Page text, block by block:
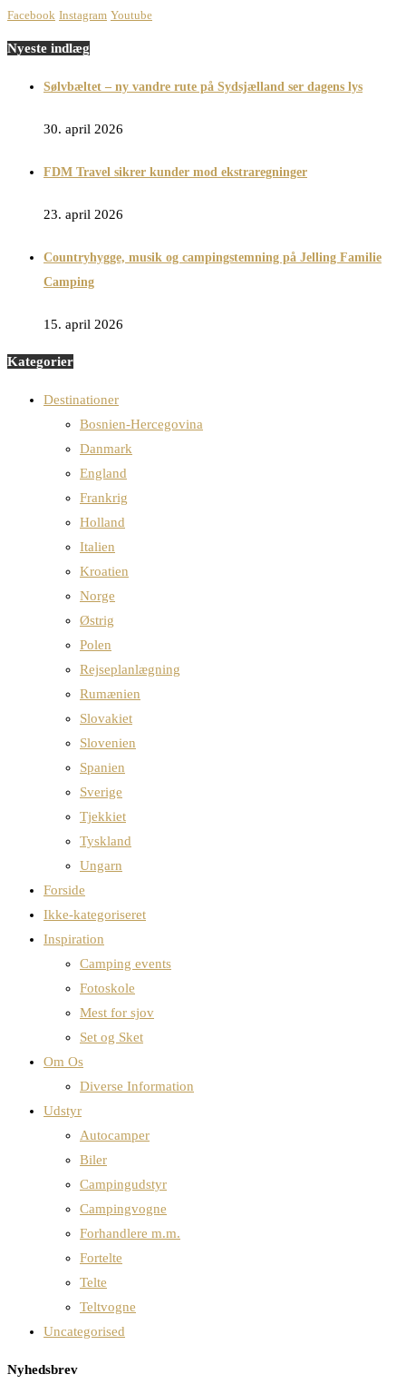
Facebook Instagram Youtube
Nyeste indlæg
Sølvbæltet – ny vandre rute på Sydsjælland ser dagens lys
30. april 2026
FDM Travel sikrer kunder mod ekstraregninger
23. april 2026
Countryhygge, musik og campingstemning på Jelling Familie
Camping
15. april 2026
Kategorier
Destinationer
Bosnien-Hercegovina
Danmark
England
Frankrig
Holland
Italien
Kroatien
Norge
Østrig
Polen
Rejseplanlægning
Rumænien
Slovakiet
Slovenien
Spanien
Sverige
Tjekkiet
Tyskland
Ungarn
Forside
Ikke-kategoriseret
Inspiration
Camping events
Fotoskole
Mest for sjov
Set og Sket
Om Os
Diverse Information
Udstyr
Autocamper
Biler
Campingudstyr
Campingvogne
Forhandlere m.m.
Fortelte
Telte
Teltvogne
Uncategorised
Nyhedsbrev